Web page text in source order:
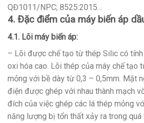
QĐ1011/NPC; 8525:2015…
4. Đặc điểm của máy biến áp
4.1. Lõi máy biến áp:
– Lõi được chế tạo từ thép Silic có
oxi hóa cao. Lõi thép của máy chế tạo
mỏng với bề dày từ 0,3 – 0,5mm. Mặt
điện được ghép với nhau thành mạch
đích của việc ghép các lá thép mỏng
năng lượng bị tổn thất xảy ra trong